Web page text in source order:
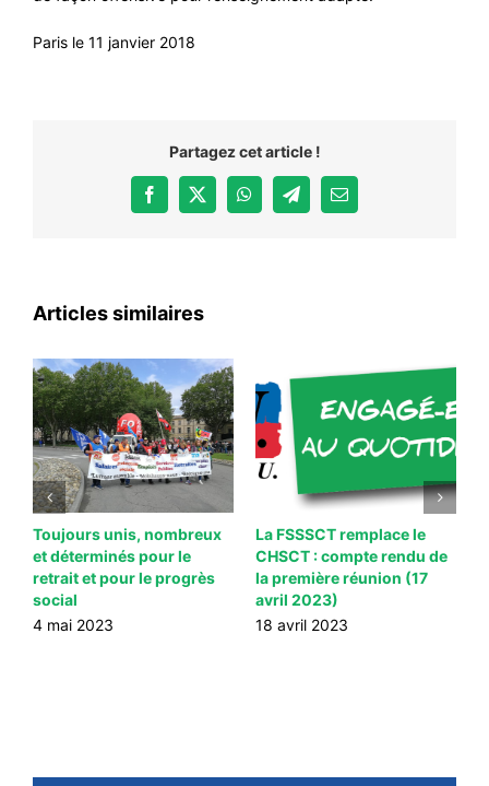
Paris le 11 janvier 2018
Partagez cet article !
Facebook
X WhatsAppTelegramEmail
Articles similaires
Toujours unis, nombreux
et déterminés pour le
retrait et pour le progrès
social
4 mai 2023
La FSSSCT remplace le
CHSCT : compte rendu de
la première réunion (17
avril 2023)
18 avril 2023